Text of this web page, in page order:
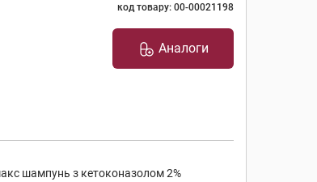
код товару: 00-00021198
Аналоги
шампунь з кетоконазолом 2%